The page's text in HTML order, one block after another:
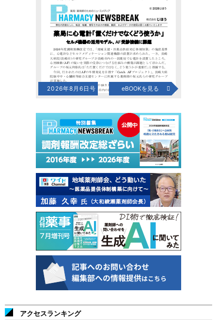
2026年8月6日号 eBOOKを見る
アクセスランキング